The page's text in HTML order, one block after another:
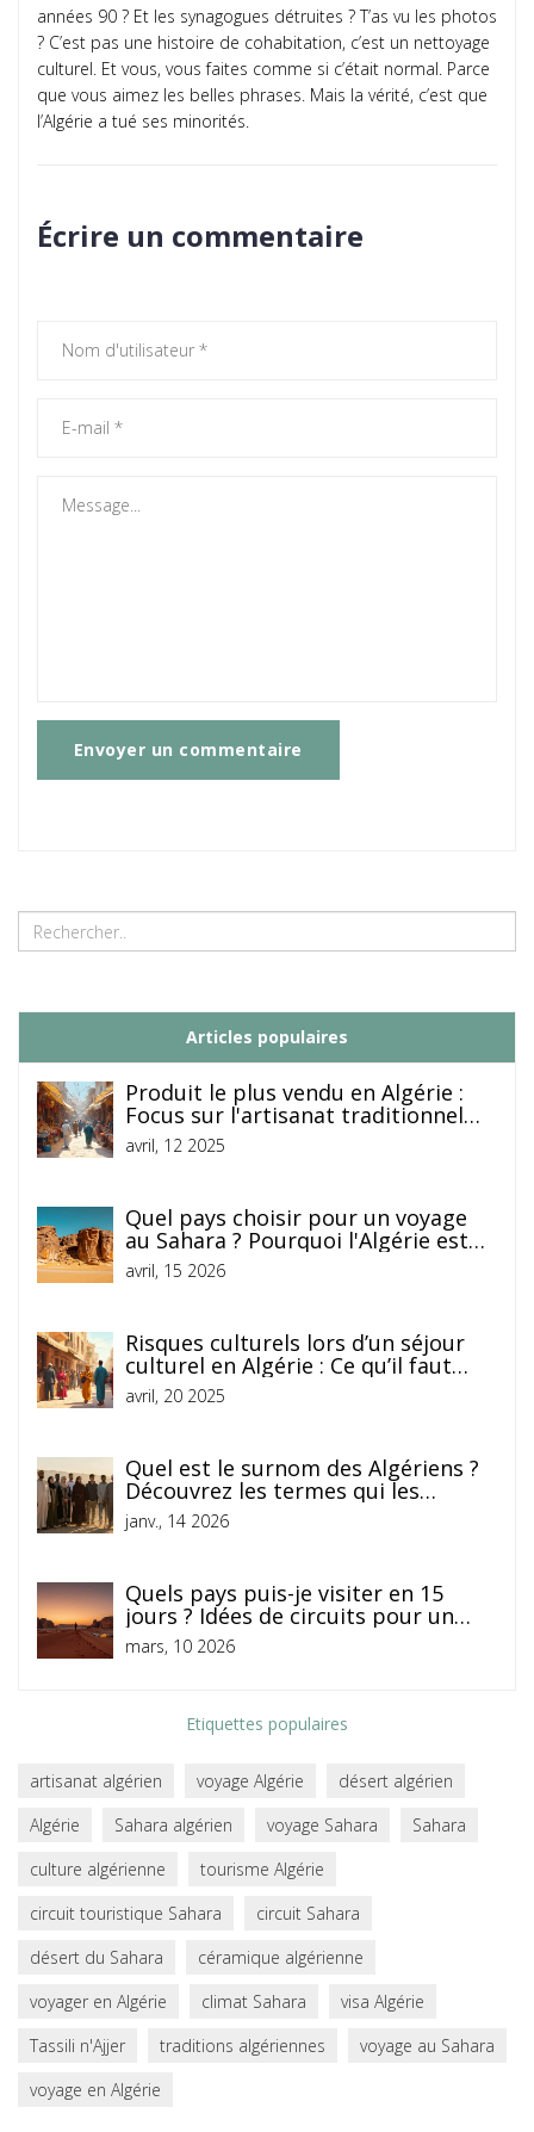
années 90 ? Et les synagogues détruites ? T’as vu les photos
? C’est pas une histoire de cohabitation, c’est un nettoyage
culturel. Et vous, vous faites comme si c’était normal. Parce
que vous aimez les belles phrases. Mais la vérité, c’est que
l’Algérie a tué ses minorités.
Écrire un commentaire
Envoyer un commentaire
Articles populaires
Produit le plus vendu en Algérie :
Focus sur l'artisanat traditionnel
algérien
avril, 12 2025
Quel pays choisir pour un voyage
au Sahara ? Pourquoi l'Algérie est
unique
avril, 15 2026
Risques culturels lors d’un séjour
culturel en Algérie : Ce qu’il faut
vraiment savoir
avril, 20 2025
Quel est le surnom des Algériens ?
Découvrez les termes qui les
définissent au quotidien
janv., 14 2026
Quels pays puis-je visiter en 15
jours ? Idées de circuits pour un
voyage riche et intense
mars, 10 2026
Etiquettes populaires
artisanat algérien voyage Algérie
désert algérien
Algérie
Sahara algérien voyage Sahara
Sahara
culture algérienne
tourisme Algérie
circuit touristique Sahara
circuit Sahara
désert du Sahara
céramique algérienne
voyager en Algérie
climat Sahara
visa Algérie
Tassili n'Ajjer
traditions algériennes
voyage au Sahara
voyage en Algérie